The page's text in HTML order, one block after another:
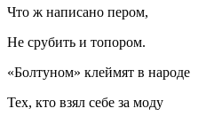
Что ж написано пером,
Не срубить и топором.
«Болтуном» клеймят в народе
Тех, кто взял себе за моду